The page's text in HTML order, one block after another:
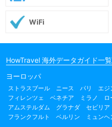
WiFi
HowTravel 海外データガイド一覧
ヨーロッパ
ストラスブール ニース パリ エジ
フィレンツェ
ベネチア ミラノ ロ
アムステルダム
グラナダ セビリア
フランクフルト
ベルリン ミュンヘ